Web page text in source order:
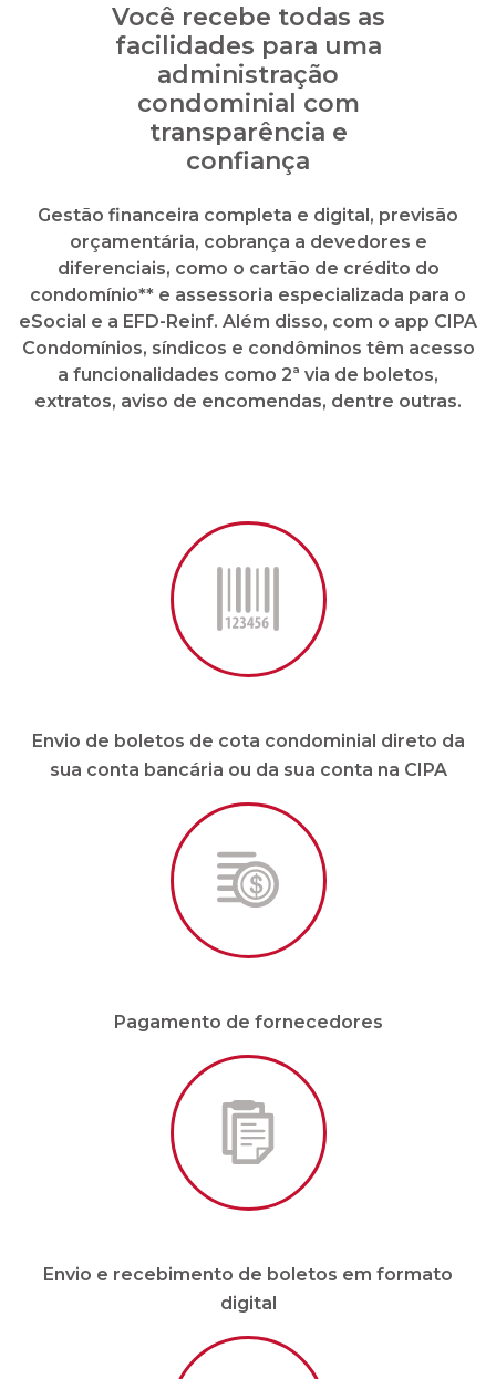
Gestão financeira completa e digital, previsão
orçamentária, cobrança a devedores e
diferenciais, como o cartão de crédito do
condomínio** e assessoria especializada para o
eSocial e a EFD-Reinf. Além disso, com o app CIPA
Condomínios, síndicos e condôminos têm acesso
a funcionalidades como 2ª via de boletos,
extratos, aviso de encomendas, dentre outras.
Envio de boletos de cota condominial direto da
sua conta bancária ou da sua conta na CIPA
Pagamento de fornecedores
Envio e recebimento de boletos em formato
digital